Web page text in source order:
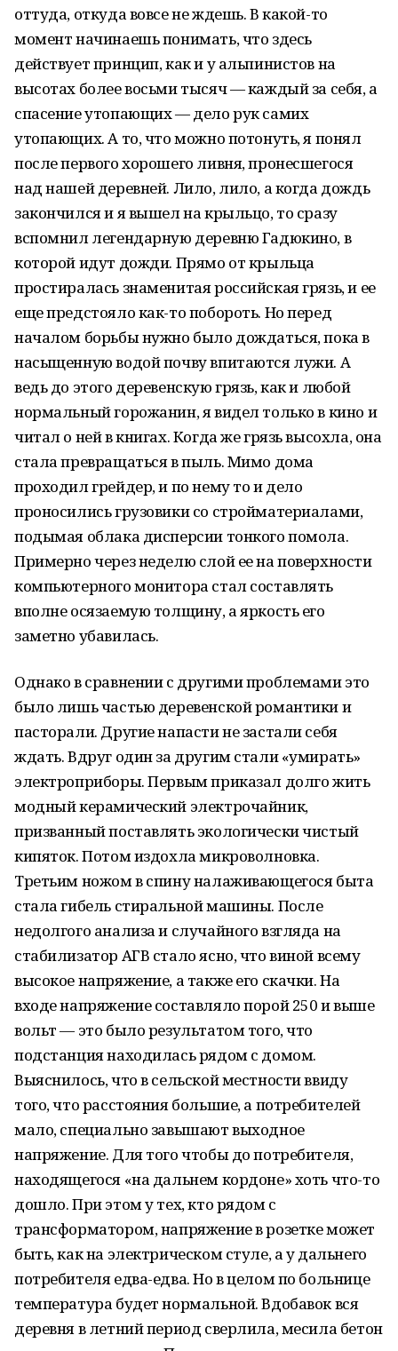
оттуда, откуда вовсе не ждешь. В какой-то
момент начинаешь понимать, что здесь
действует принцип, как и у альпинистов на
высотах более восьми тысяч — каждый за себя, а
спасение утопающих — дело рук самих
утопающих. А то, что можно потонуть, я понял
после первого хорошего ливня, пронесшегося
над нашей деревней. Лило, лило, а когда дождь
закончился и я вышел на крыльцо, то сразу
вспомнил легендарную деревню Гадюкино, в
которой идут дожди. Прямо от крыльца
простиралась знаменитая российская грязь, и ее
еще предстояло как-то побороть. Но перед
началом борьбы нужно было дождаться, пока в
насыщенную водой почву впитаются лужи. А
ведь до этого деревенскую грязь, как и любой
нормальный горожанин, я видел только в кино и
читал о ней в книгах. Когда же грязь высохла, она
стала превращаться в пыль. Мимо дома
проходил грейдер, и по нему то и дело
проносились грузовики со стройматериалами,
подымая облака дисперсии тонкого помола.
Примерно через неделю слой ее на поверхности
компьютерного монитора стал составлять
вполне осязаемую толщину, а яркость его
заметно убавилась.
Однако в сравнении с другими проблемами это
было лишь частью деревенской романтики и
пасторали. Другие напасти не застали себя
ждать. Вдруг один за другим стали «умирать»
электроприборы. Первым приказал долго жить
модный керамический электрочайник,
призванный поставлять экологически чистый
кипяток. Потом издохла микроволновка.
Третьим ножом в спину налаживающегося быта
стала гибель стиральной машины. После
недолгого анализа и случайного взгляда на
стабилизатор АГВ стало ясно, что виной всему
высокое напряжение, а также его скачки. На
входе напряжение составляло порой 250 и выше
вольт — это было результатом того, что
подстанция находилась рядом с домом.
Выяснилось, что в сельской местности ввиду
того, что расстояния большие, а потребителей
мало, специально завышают выходное
напряжение. Для того чтобы до потребителя,
находящегося «на дальнем кордоне» хоть что-то
дошло. При этом у тех, кто рядом с
трансформатором, напряжение в розетке может
быть, как на электрическом стуле, а у дальнего
потребителя едва-едва. Но в целом по больнице
температура будет нормальной. Вдобавок вся
деревня в летний период сверлила, месила бетон